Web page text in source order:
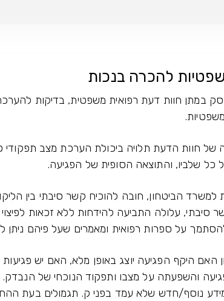
להכרה בנכות
במתן חוות דעת רפואית משפטית, בדיקות להערכת
חוות הדעת תלויה ביכולת הערכת מצב תפקודי
כל שלביו, והתוצאה הסופית של הפגיעה.
למשרד הביטחון, חובה להוכיח קשר סיבתי בין
סיבתי, עלולה התביעה להידחות ללא זכאות
על ספרות רפואית ומאמרים שעל פיהם ניתן
האם היקף הפגיעה יוצג באופן מלא, האם יש
והשפעתה על מצבו ותפקוד הנוכחי של
נוסף/חדש שלא עמד בפני ק. תגמולים בעת